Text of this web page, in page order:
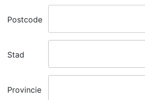
Postcode
Stad
Provincie